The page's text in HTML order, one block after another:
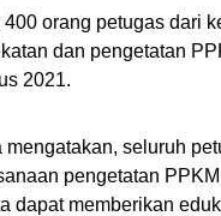
400 orang petugas dari
dan pengetatan
2021.
mengatakan, seluruh
pengetatan
dapat memberikan